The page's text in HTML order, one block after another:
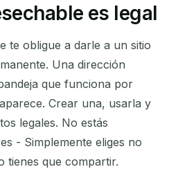
de correo
QR
es legal
te obligue a darle a un sitio
Una dirección
que funciona por
Crear una, usarla y
legales. No estás
- Simplemente eliges no
tienes que compartir.